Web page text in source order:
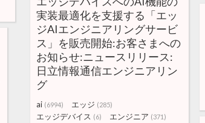
実装最適化を支援する「エッ
ジAIエンジニアリングサービ
ス」を販売開始:お客さまへの
お知らせ:ニュースリリース:
日立情報通信エンジニアリン
グ
ai (6994) エッジ (285)
エッジデバイス (6) エンジニア (371)